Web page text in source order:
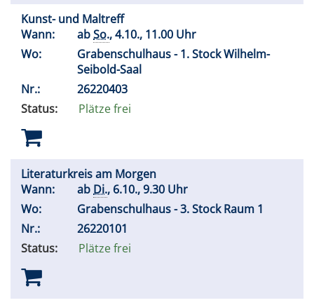
Kunst- und Maltreff
Wann:
abSo., 4.10., 11.00 Uhr
Wo:
Grabenschulhaus - 1. Stock Wilhelm-
Seibold-Saal
Nr.:
26220403
Status:
Plätze frei
Literaturkreis am Morgen
Wann:
ab Di., 6.10., 9.30 Uhr
Wo:
Grabenschulhaus - 3. Stock Raum 1
Nr.:
26220101
Status:
Plätze frei